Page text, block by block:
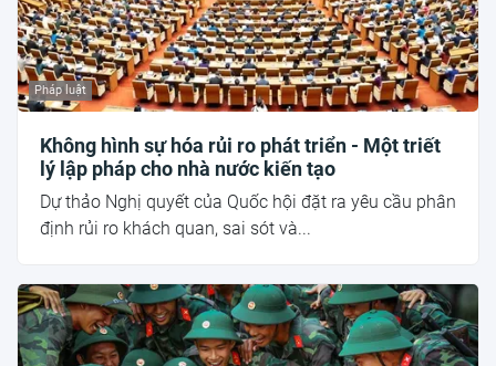
Pháp luật
Không hình sự hóa rủi ro phát triển - Một triết
lý lập pháp cho nhà nước kiến tạo
Dự thảo Nghị quyết của Quốc hội đặt ra yêu cầu phân
định rủi ro khách quan, sai sót và...